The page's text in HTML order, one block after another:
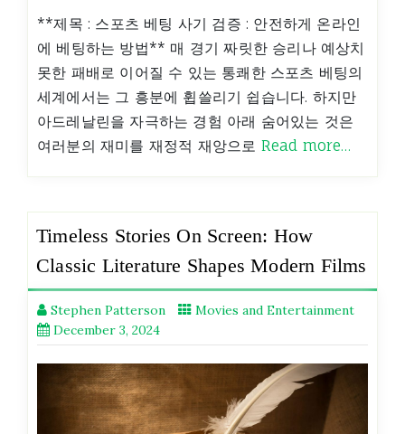
**제목 : 스포츠 베팅 사기 검증 : 안전하게 온라인
에 베팅하는 방법** 매 경기 짜릿한 승리나 예상치
못한 패배로 이어질 수 있는 통쾌한 스포츠 베팅의
세계에서는 그 흥분에 휩쓸리기 쉽습니다. 하지만
아드레날린을 자극하는 경험 아래 숨어있는 것은
여러분의 재미를 재정적 재앙으로 Read more…
Timeless Stories On Screen: How
Classic Literature Shapes Modern Films
Stephen Patterson
Movies and Entertainment
December 3, 2024